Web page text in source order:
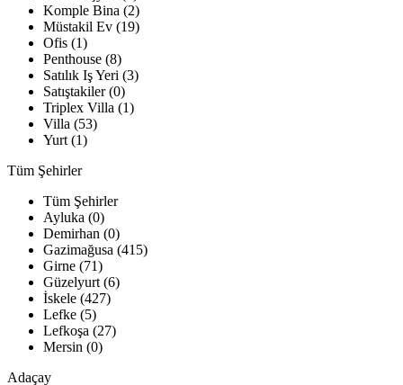
Komple Bina (2)
Müstakil Ev (19)
Ofis (1)
Penthouse (8)
Satılık Iş Yeri (3)
Satıştakiler (0)
Triplex Villa (1)
Villa (53)
Yurt (1)
Tüm Şehirler
Tüm Şehirler
Ayluka (0)
Demirhan (0)
Gazimağusa (415)
Girne (71)
Güzelyurt (6)
İskele (427)
Lefke (5)
Lefkoşa (27)
Mersin (0)
Adaçay